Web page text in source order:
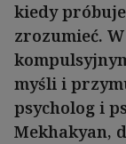
kiedy
zrozumieć.
myśli i
psycholog i
Mekhakyan,